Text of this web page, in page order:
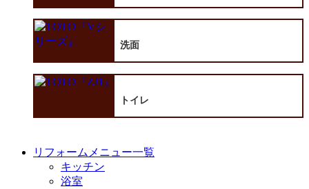
洗面
トイレ
リフォームメニュー一覧
キッチン
浴室